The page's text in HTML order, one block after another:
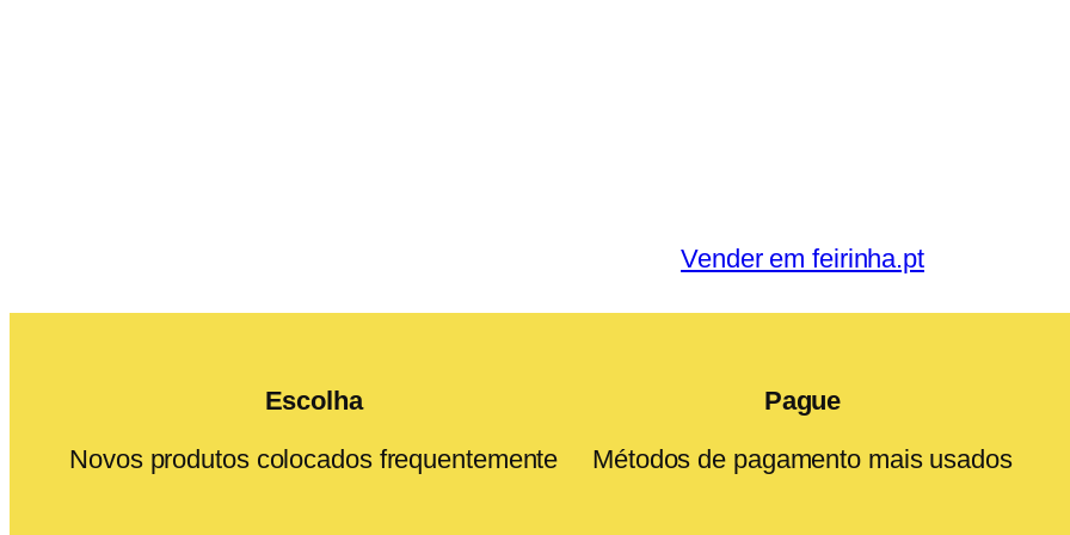
Vender em feirinha.pt
Escolha
Novos produtos colocados frequentemente
Pague
Métodos de pagamento mais usados